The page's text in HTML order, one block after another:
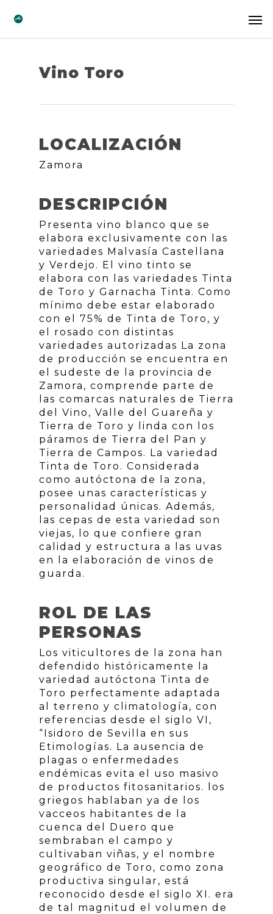
Vino Toro
LOCALIZACIÓN
Zamora
DESCRIPCIÓN
Presenta vino blanco que se
elabora exclusivamente con las
variedades Malvasía Castellana
y Verdejo. El vino tinto se
elabora con las variedades Tinta
de Toro y Garnacha Tinta. Como
mínimo debe estar elaborado
con el 75% de Tinta de Toro, y
el rosado con distintas
variedades autorizadas La zona
de producción se encuentra en
el sudeste de la provincia de
Zamora, comprende parte de
las comarcas naturales de Tierra
del Vino, Valle del Guareña y
Tierra de Toro y linda con los
páramos de Tierra del Pan y
Tierra de Campos. La variedad
Tinta de Toro. Considerada
como autóctona de la zona,
posee unas características y
personalidad únicas. Además,
las cepas de esta variedad son
viejas, lo que confiere gran
calidad y estructura a las uvas
en la elaboración de vinos de
guarda.
ROL DE LAS
PERSONAS
Los viticultores de la zona han
defendido históricamente la
variedad autóctona Tinta de
Toro perfectamente adaptada
al terreno y climatología, con
referencias desde el siglo VI,
“Isidoro de Sevilla en sus
Etimologías. La ausencia de
plagas o enfermedades
endémicas evita el uso masivo
de productos fitosanitarios. los
griegos hablaban ya de los
vacceos habitantes de la
cuenca del Duero que
sembraban el campo y
cultivaban viñas, y el nombre
geográfico de Toro, como zona
productiva singular, está
reconocido desde el siglo XI. era
de tal magnitud el volumen de